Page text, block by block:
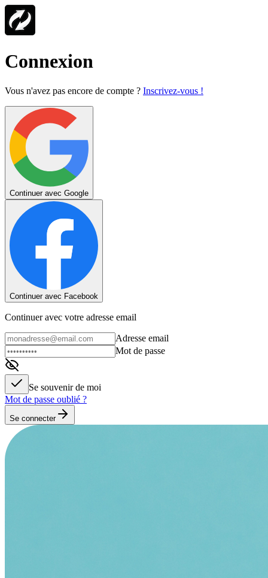
Connexion
Vous n'avez pas encore de compte ? Inscrivez-vous !
Continuer avec Google
Continuer avec Facebook
Continuer avec votre adresse email
Adresse email
Mot de passe
Se souvenir de moi
Mot de passe oublié ?
Se connecter